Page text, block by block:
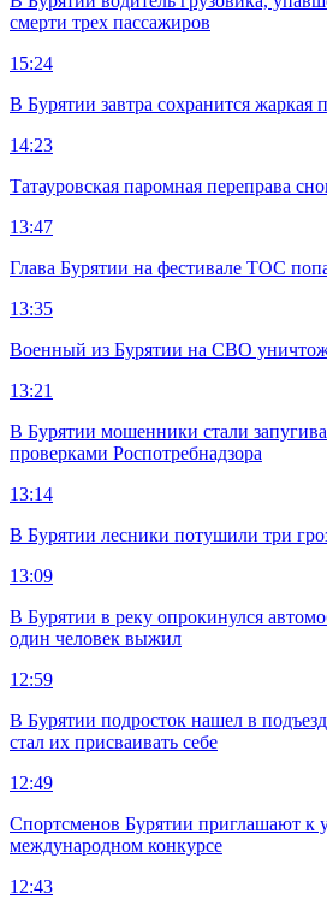
смерти трех пассажиров
15:24
В Бурятии завтра сохранится жаркая
14:23
Татауровская паромная переправа
13:47
Глава Бурятии на фестивале ТОС
13:35
Военный из Бурятии на СВО
13:21
В Бурятии мошенники стали
проверками Роспотребнадзора
13:14
В Бурятии лесники потушили три
13:09
В Бурятии в реку опрокинулся
один человек выжил
12:59
В Бурятии подросток нашел в
стал их присваивать себе
12:49
Спортсменов Бурятии приглашают к
международном конкурсе
12:43